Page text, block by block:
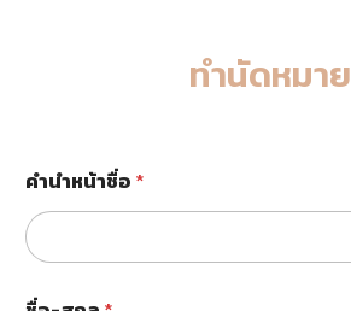
ทำนัดหมาย
ล้
ห
รื
ไ
คำนำหน้าชื่อ *